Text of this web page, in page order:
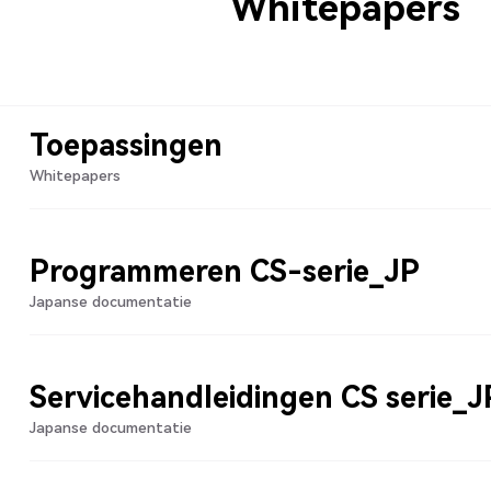
Toepassingen
Whitepapers
Programmeren CS-serie_JP
Japanse documentatie
Servicehandleidingen CS
Japanse documentatie